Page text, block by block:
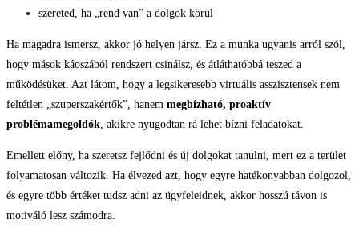
szereted, ha „rend van” a dolgok körül
Ha magadra ismersz, akkor jó helyen jársz. Ez a munka ugyanis arról szól,
hogy mások káoszából rendszert csinálsz, és átláthatóbbá teszed a
működésüket. Azt látom, hogy a legsikeresebb virtuális asszisztensek nem
feltétlen „szuperszakértők”, hanem megbízható, proaktív
problémamegoldók, akikre nyugodtan rá lehet bízni feladatokat.
Emellett előny, ha szeretsz fejlődni és új dolgokat tanulni, mert ez a terület
folyamatosan változik. Ha élvezed azt, hogy egyre hatékonyabban dolgozol,
és egyre több értéket tudsz adni az ügyfeleidnek, akkor hosszú távon is
motiváló lesz számodra.